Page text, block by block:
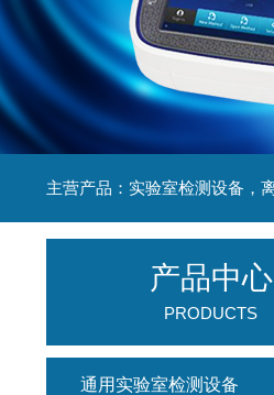
产品中心
PRODUCTS
通用实验室检测设备